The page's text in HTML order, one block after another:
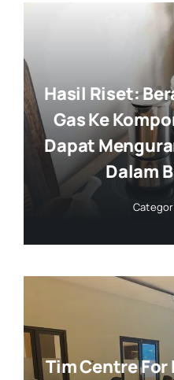
Hasil Riset:
Gas Ke
Dapat
Dalam
Tim Centre